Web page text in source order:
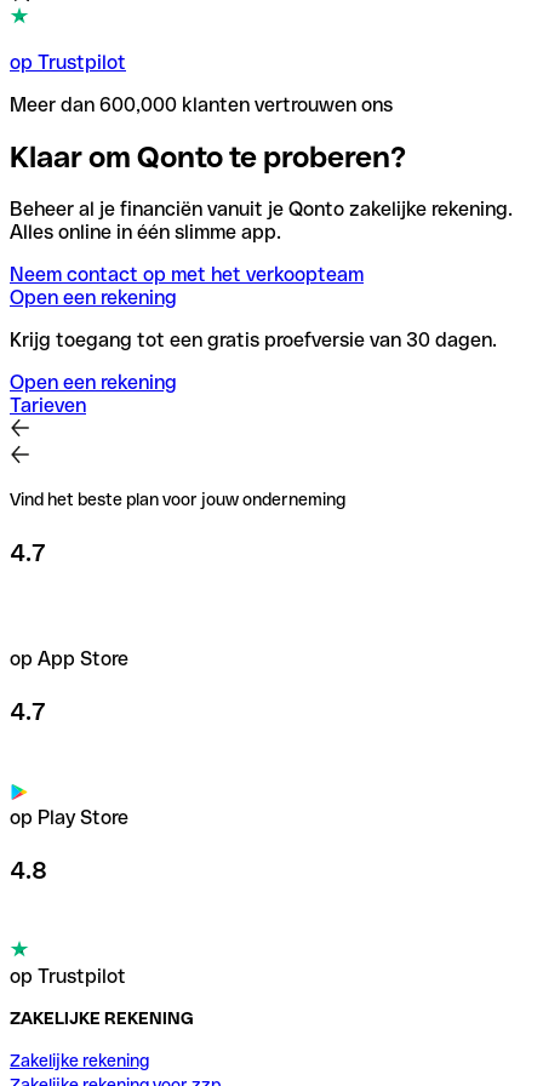
op Trustpilot
Meer dan 600,000 klanten vertrouwen ons
Klaar om Qonto te proberen?
Beheer al je financiën vanuit je Qonto zakelijke rekening.
Alles online in één slimme app.
Neem contact op met het verkoopteam
Open een rekening
Krijg toegang tot een gratis proefversie van 30 dagen.
Open een rekening
Tarieven
Vind het beste plan voor jouw onderneming
4.7
op App Store
4.7
op Play Store
4.8
op Trustpilot
ZAKELIJKE REKENING
Zakelijke rekening